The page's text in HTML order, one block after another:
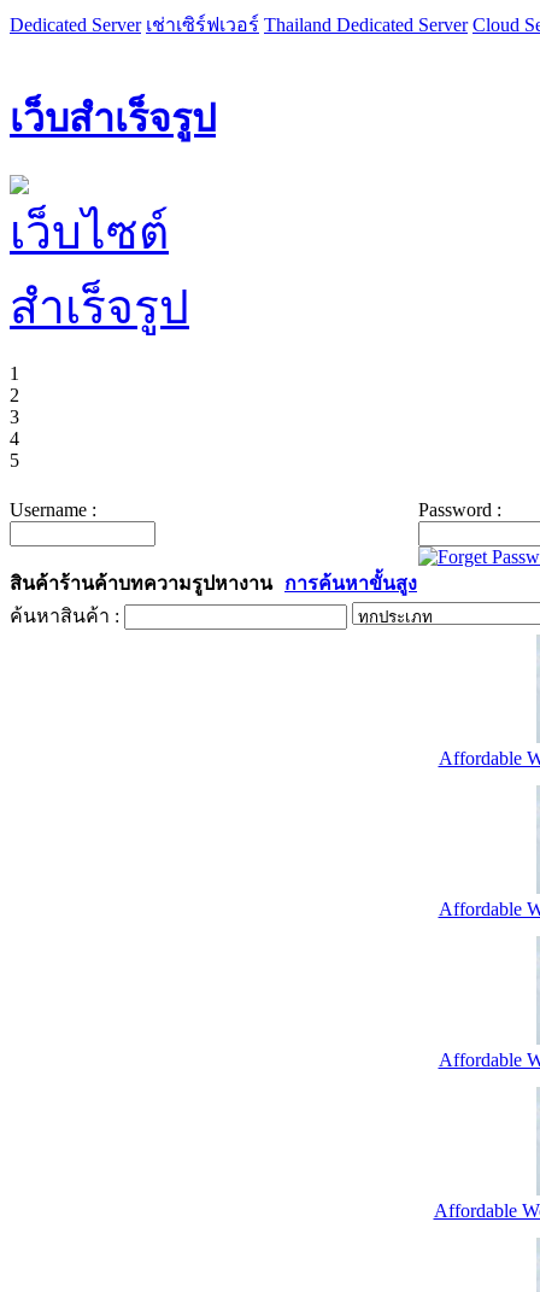
Dedicated Server เช่าเซิร์ฟเวอร์ Thailand Dedicated Server Cloud
เว็บสำเร็จรูป
1
2
3
4
5
Username : Password :
สินค้าร้านค้าบทความรูปหางาน
การค้นหาขั้นสูง
ค้นหาสินค้า :
Affordable
Affordable
Affordable
Affordable